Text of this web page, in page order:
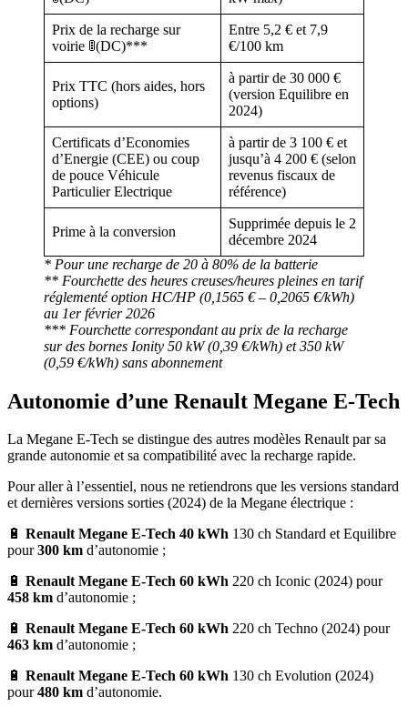
Prix de la recharge sur
voirie 🚦(DC)***
Entre 5,2 € et 7,9
€/100 km
Prix TTC (hors aides, hors
options)
à partir de 30 000 €
(version Equilibre en
2024)
Certificats d’Economies
d’Energie (CEE) ou coup
de pouce Véhicule
Particulier Electrique
à partir de 3 100 € et
jusqu’à 4 200 € (selon
revenus fiscaux de
référence)
Prime à la conversion
Supprimée depuis le 2
décembre 2024
* Pour une recharge de 20 à 80% de la batterie
** Fourchette des heures creuses/heures pleines en tarif
réglementé option HC/HP (0,1565 € – 0,2065 €/kWh)
au 1er février 2026
*** Fourchette correspondant au prix de la recharge
sur des bornes Ionity 50 kW (0,39 €/kWh) et 350 kW
(0,59 €/kWh) sans abonnement
Autonomie d’une Renault Megane E-Tech
La Megane E-Tech se distingue des autres modèles Renault par sa
grande autonomie et sa compatibilité avec la recharge rapide.
Pour aller à l’essentiel, nous ne retiendrons que les versions standard
et dernières versions sorties (2024) de la Megane électrique :
🔋 Renault Megane E-Tech 40 kWh 130 ch Standard et Equilibre
pour300 km d’autonomie ;
🔋 Renault Megane E-Tech 60 kWh 220 ch Iconic (2024) pour
458 km d’autonomie ;
🔋 Renault Megane E-Tech 60 kWh 220 ch Techno (2024) pour
463 km d’autonomie ;
🔋 Renault Megane E-Tech 60 kWh 130 ch Evolution (2024)
pour480 km d’autonomie.